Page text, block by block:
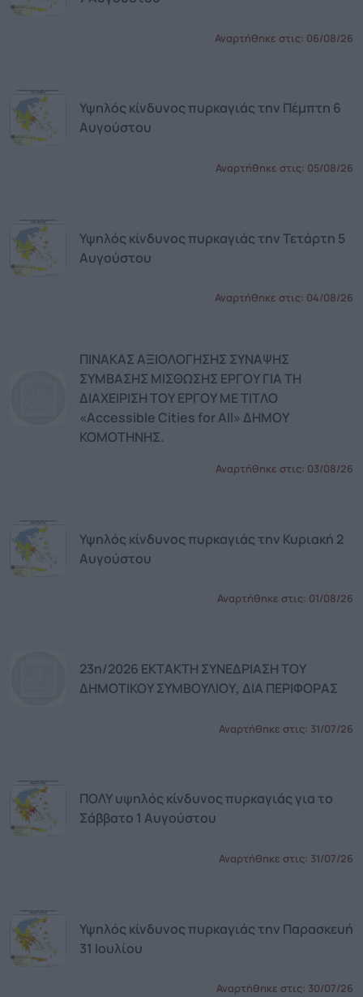
Αναρτήθηκε στις: 06/08/26
Υψηλός κίνδυνος πυρκαγιάς την Πέμπτη 6
Αυγούστου
Αναρτήθηκε στις: 05/08/26
Υψηλός κίνδυνος πυρκαγιάς την Τετάρτη 5
Αυγούστου
Αναρτήθηκε στις: 04/08/26
ΠΙΝΑΚΑΣ ΑΞΙΟΛΟΓΗΣΗΣ ΣΥΝΑΨΗΣ
ΣΥΜΒΑΣΗΣ ΜΙΣΘΩΣΗΣ ΕΡΓΟΥ ΓΙΑ ΤΗ
ΔΙΑΧΕΙΡΙΣΗ ΤΟΥ ΕΡΓΟΥ ΜΕ ΤΙΤΛΟ
«Accessible Cities for All» ΔΗΜΟΥ
ΚΟΜΟΤΗΝΗΣ.
Αναρτήθηκε στις: 03/08/26
Υψηλός κίνδυνος πυρκαγιάς την Κυριακή 2
Αυγούστου
Αναρτήθηκε στις: 01/08/26
23η/2026 ΕΚΤΑΚΤΗ ΣΥΝΕΔΡΙΑΣΗ ΤΟΥ
ΔΗΜΟΤΙΚΟΥ ΣΥΜΒΟΥΛΙΟΥ, ΔΙΑ ΠΕΡΙΦΟΡΑΣ
Αναρτήθηκε στις: 31/07/26
ΠΟΛΥ υψηλός κίνδυνος πυρκαγιάς για το
Σάββατο 1 Αυγούστου
Αναρτήθηκε στις: 31/07/26
Υψηλός κίνδυνος πυρκαγιάς την Παρασκευή
31 Ιουλίου
Αναρτήθηκε στις: 30/07/26